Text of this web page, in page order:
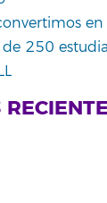
250